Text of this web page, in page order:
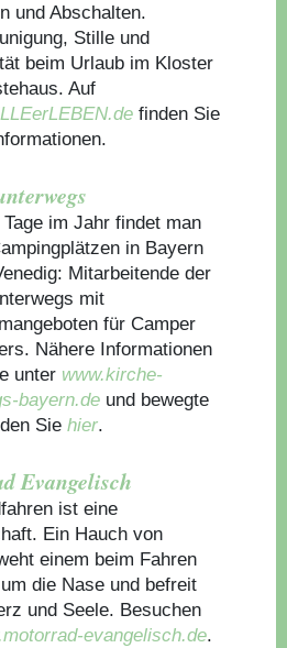
und Abschalten.
Stille und
beim Urlaub im Kloster
Auf
finden Sie
im Jahr findet man
in Bayern
Mitarbeitende der
mit
für Camper
Nähere Informationen
unter www.kirche-
bayern.de und bewegte
Sie hier.
Evangelisch
ist eine
Ein Hauch von
einem beim Fahren
die Nase und befreit
und Seele. Besuchen
evangelisch.de.